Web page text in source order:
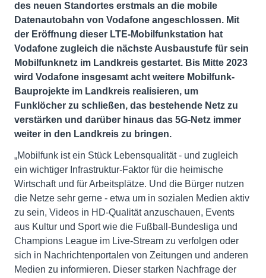
des neuen Standortes erstmals an die mobile
Datenautobahn von Vodafone angeschlossen. Mit
der Eröffnung dieser LTE-Mobilfunkstation hat
Vodafone zugleich die nächste Ausbaustufe für sein
Mobilfunknetz im Landkreis gestartet. Bis Mitte 2023
wird Vodafone insgesamt acht weitere Mobilfunk-
Bauprojekte im Landkreis realisieren, um
Funklöcher zu schließen, das bestehende Netz zu
verstärken und darüber hinaus das 5G-Netz immer
weiter in den Landkreis zu bringen.
„Mobilfunk ist ein Stück Lebensqualität - und zugleich
ein wichtiger Infrastruktur-Faktor für die heimische
Wirtschaft und für Arbeitsplätze. Und die Bürger nutzen
die Netze sehr gerne - etwa um in sozialen Medien aktiv
zu sein, Videos in HD-Qualität anzuschauen, Events
aus Kultur und Sport wie die Fußball-Bundesliga und
Champions League im Live-Stream zu verfolgen oder
sich in Nachrichtenportalen von Zeitungen und anderen
Medien zu informieren. Dieser starken Nachfrage der